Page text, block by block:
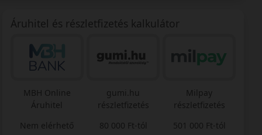
Áruhitel és részletfizetés kalkulátor
MBH Online
Áruhitel
Nem elérhető
gumi.hu
részletfizetés
80 000 Ft-tól
Milpay
részletfizetés
501 000 Ft-tól